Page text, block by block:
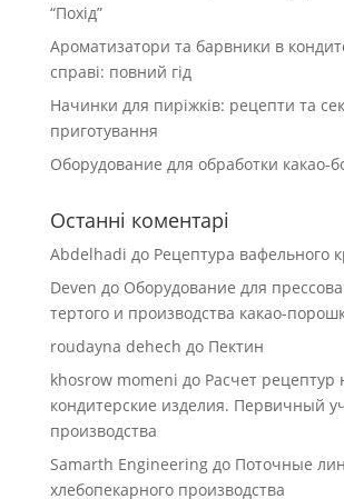
“Похід”
Ароматизатори та барвники в
справі: повний гід
Начинки для пиріжків: рецепти та
приготування
Оборудование для обработки какао-
Останні коментарі
Abdelhadi до Рецептура вафельного
Deven до Оборудование для
тертого и производства какао-
roudayna dehech до Пектин
khosrow momeni до Расчет
кондитерские изделия. Первичный
производства
Samarth Engineeringдо Поточные
хлебопекарного производства